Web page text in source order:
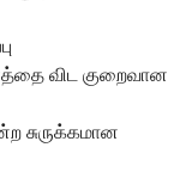
விட குறைவான
சுருக்கமான